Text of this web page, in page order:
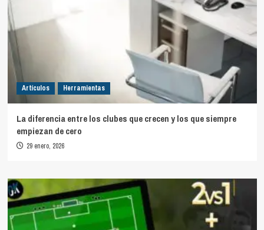
Artículos Herramientas
La diferencia entre los clubes que crecen y los que siempre
empiezan de cero
29 enero, 2026